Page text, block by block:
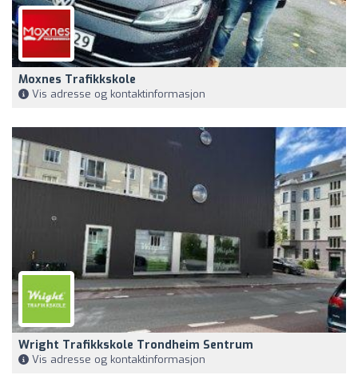
Moxnes Trafikkskole
Vis adresse og kontaktinformasjon
Wright Trafikkskole Trondheim Sentrum
Vis adresse og kontaktinformasjon